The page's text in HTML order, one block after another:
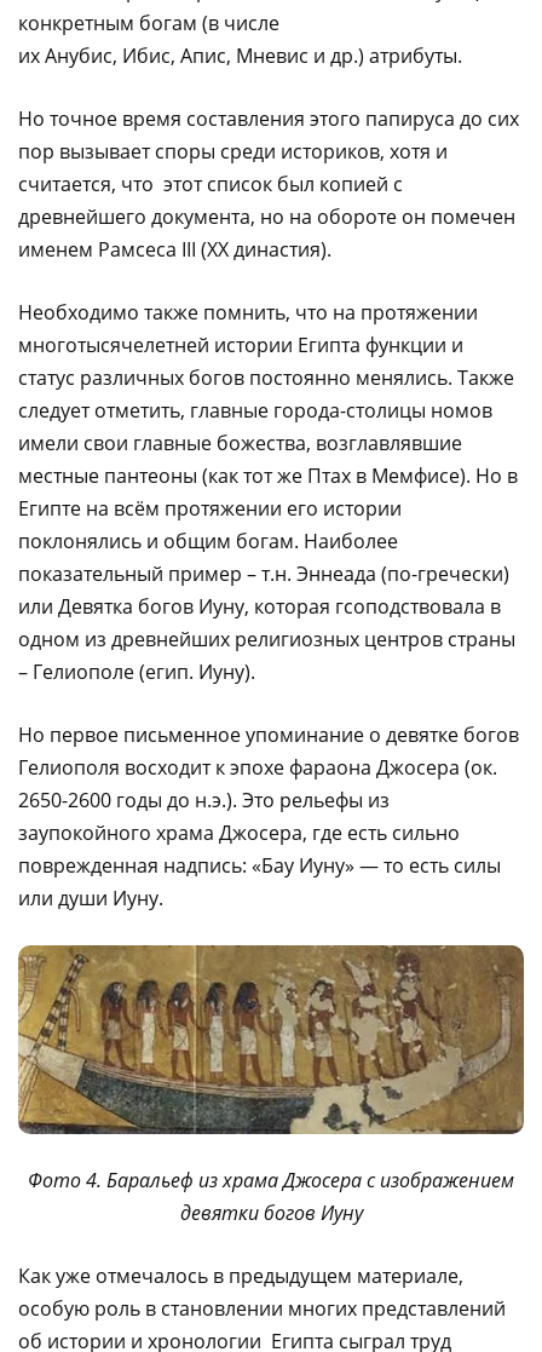
конкретным богам (в числе
их Анубис, Ибис, Апис, Мневис и др.) атрибуты.
Но точное время составления этого папируса до сих
пор вызывает споры среди историков, хотя и
считается, что этот список был копией с
древнейшего документа, но на обороте он помечен
именем Рамсеса III (XX династия).
Необходимо также помнить, что на протяжении
многотысячелетней истории Египта функции и
статус различных богов постоянно менялись. Также
следует отметить, главные города-столицы номов
имели свои главные божества, возглавлявшие
местные пантеоны (как тот же Птах в Мемфисе). Но в
Египте на всём протяжении его истории
поклонялись и общим богам. Наиболее
показательный пример – т.н. Эннеада (по-гречески)
или Девятка богов Иуну, которая гсоподствовала в
одном из древнейших религиозных центров страны
– Гелиополе (егип. Иуну).
Но первое письменное упоминание о девятке богов
Гелиополя восходит к эпохе фараона Джосера (ок.
2650-2600 годы до н.э.). Это рельефы из
заупокойного храма Джосера, где есть сильно
поврежденная надпись: «Бау Иуну» — то есть силы
или души Иуну.
Фото 4. Баральеф из храма Джосера с изображением
девятки богов Иуну
Как уже отмечалось в предыдущем материале,
особую роль в становлении многих представлений
об истории и хронологии Египта сыграл труд